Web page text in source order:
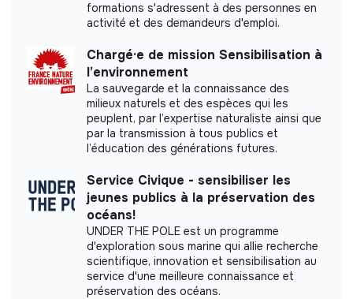
Impact study
ALVEUS did not yet communicate its impact
measurement.
Labels and certifications
This structure did not communicate to us the
labels or certifications that it was able to obtain.
formations s'adressent à des personnes en
activité et des demandeurs d'emploi.
Chargé·e de mission Sensibilisation à
l’environnement
La sauvegarde et la connaissance des
milieux naturels et des espèces qui les
peuplent, par l’expertise naturaliste ainsi que
par la transmission à tous publics et
l’éducation des générations futures.
Service Civique - sensibiliser les
jeunes publics à la préservation des
océans!
UNDER THE POLE est un programme
d'exploration sous marine qui allie recherche
scientifique, innovation et sensibilisation au
service d'une meilleure connaissance et
préservation des océans.